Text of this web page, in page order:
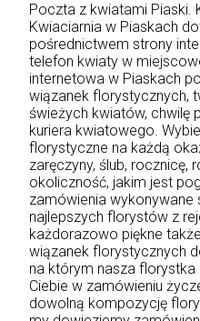
Poczta z kwiatami Piaski.
Kwiaciarnia w Piaskach
pośrednictwem strony
telefon kwiaty w
internetowa w Piaskach
wiązanek florystycznych,
świeżych kwiatów, chwilę
kuriera kwiatowego.
florystyczne na każdą
zaręczyny, ślub, rocznicę,
okoliczność, jakim jest
zamówienia wykonywane
najlepszych florystów z
każdorazowo piękne
wiązanek florystycznych
na którym nasza
Ciebie w zamówieniu
dowolną kompozycję